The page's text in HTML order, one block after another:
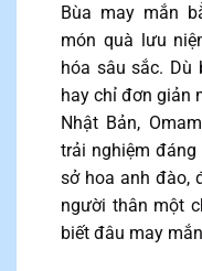
Bùa may mắn
món quà lưu
hóa sâu sắc.
hay chỉ đơn giản
Nhật Bản,
trải nghiệm
sở hoa anh đào,
người thân một
biết đâu may